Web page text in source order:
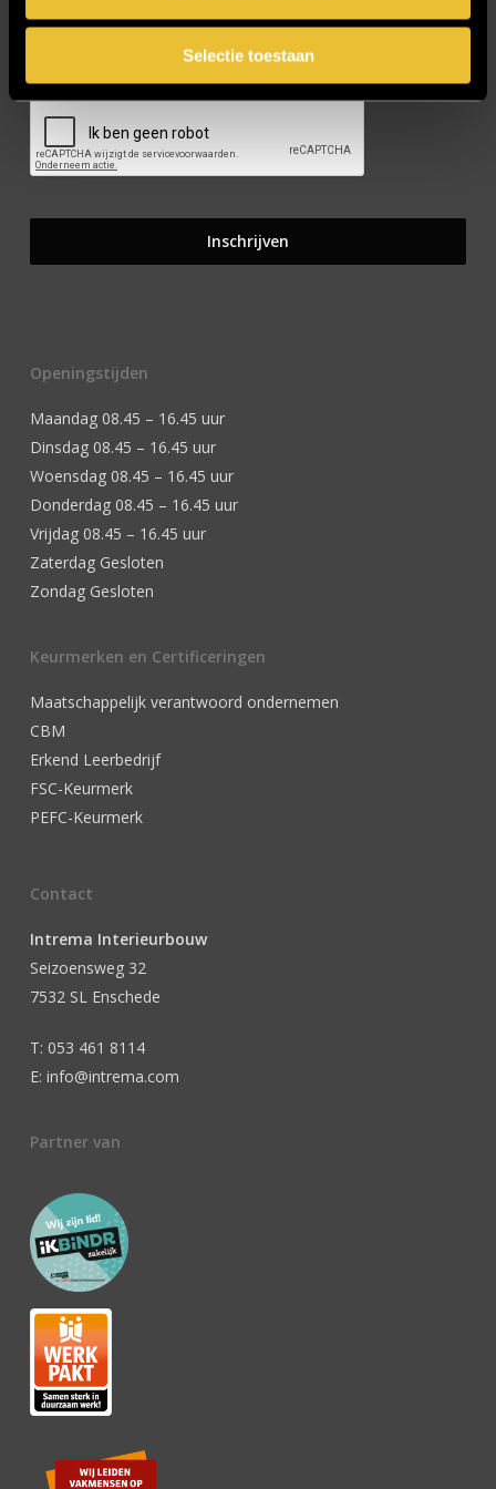
Selectie toestaan
Openingstijden
Maandag 08.45 – 16.45 uur
Dinsdag 08.45 – 16.45 uur
Woensdag 08.45 – 16.45 uur
Donderdag 08.45 – 16.45 uur
Vrijdag 08.45 – 16.45 uur
Zaterdag Gesloten
Zondag Gesloten
Keurmerken en Certificeringen
Maatschappelijk verantwoord ondernemen
CBM
Erkend Leerbedrijf
FSC-Keurmerk
PEFC-Keurmerk
Contact
Intrema Interieurbouw
Seizoensweg 32
7532 SL Enschede
T: 053 461 8114
E: info@intrema.com
Partner van